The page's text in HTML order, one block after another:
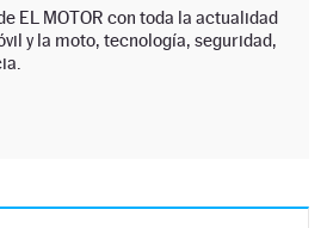
EL MOTOR con toda la actualidad
y la moto, tecnología, seguridad,